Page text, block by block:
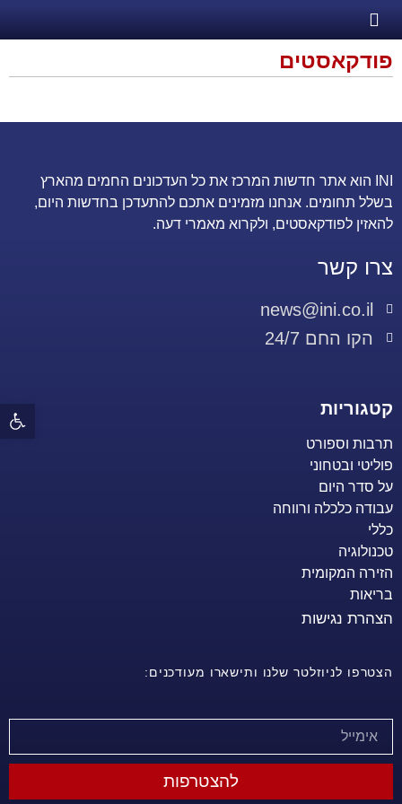
פודקאסטים
INI הוא אתר חדשות המרכז את כל העדכונים החמים מהארץ
בשלל תחומים. אנחנו מזמינים אתכם להתעדכן בחדשות היום,
להאזין לפודקאסטים, ולקרוא מאמרי דעה.
צרו קשר
news@ini.co.il
הקו החם 24/7
קטגוריות
תרבות וספורט
פוליטי ובטחוני
על סדר היום
עבודה כלכלה ורווחה
כללי
טכנולוגיה
הזירה המקומית
בריאות
הצהרת נגישות
הצטרפו לניוזלטר שלנו ותישארו מעודכנים:
להצטרפות